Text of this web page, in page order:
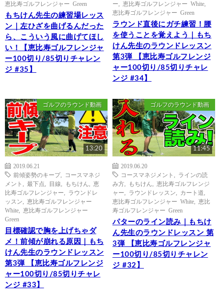
恵比寿ゴルフレンジャー Green
もちけん先生の練習場レッス
ン｜左ひざを曲げるんだった
ら、こういう風に曲げてほし
い！【恵比寿ゴルフレンジャ
ー100切り/85切りチャレン
ジ #35】
ー 恵比寿ゴルフレンジャー White
恵比寿ゴルフレンジャー Green
ラウンド直後にガチ練習！腰
を使うことを覚えよう｜もち
けん先生のラウンドレッスン
第3弾 【恵比寿ゴルフレンジ
ャー100切り/85切りチャレ
ンジ #34】
ゴルフのラウンド動画
13:20
2019.06.21
前傾姿勢のキープ,
コースマネジ
メント
最下点 目線 もちけん
恵
比寿ゴルフレンジャー
ラウンドレ
ッスン
恵比寿ゴルフレンジャー
White
恵比寿ゴルフレンジャー
Green
目標確認で胸を上げちゃダ
メ！前傾が崩れる原因｜もち
けん先生のラウンドレッスン
第3弾 【恵比寿ゴルフレンジ
ャー100切り/85切りチャレ
ンジ #33】
ゴルフのラウンド動画
11:45
2019.06.20
コースマネジメント
ラインの読
み方
もちけん
恵比寿ゴルフレンジ
ャー
ラウンドレッスン カート道
恵比寿ゴルフレンジャー White
恵比
寿ゴルフレンジャー Green
パターのライン読み｜もちけ
ん先生のラウンドレッスン 第
3弾 【恵比寿ゴルフレンジャ
ー100切り/85切りチャレン
ジ #32】